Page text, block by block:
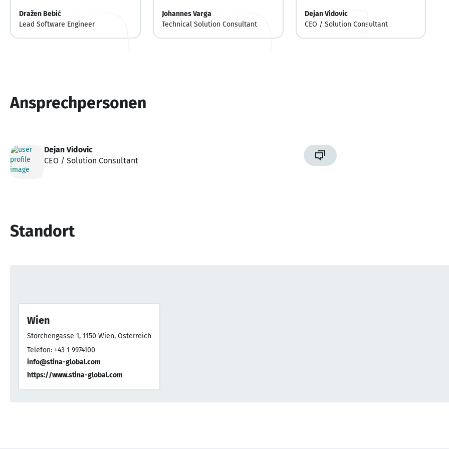
Dražen Bebić
Lead Software Engineer
Johannes Varga
Technical Solution Consultant
Dejan Vidovic
CEO / Solution Consultant
Ansprechpersonen
Dejan Vidovic
CEO / Solution Consultant
Standort
Wien
Storchengasse 1, 1150 Wien, Österreich
Telefon: +43 1 9974100
info@stina-global.com
https://www.stina-global.com